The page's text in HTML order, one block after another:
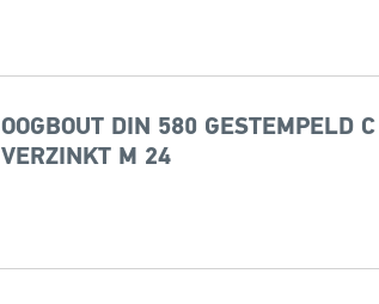
OOGBOUT DIN 580 GESTEMPELD
VERZINKT M 24